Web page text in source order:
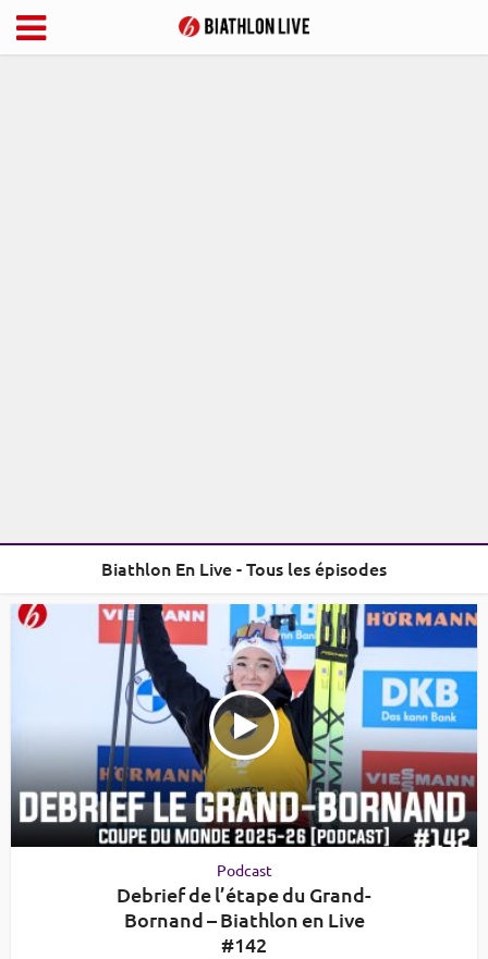
Biathlon En Live - Tous les épisodes
Podcast
Debrief de l’étape du Grand-
Bornand – Biathlon en Live
#142